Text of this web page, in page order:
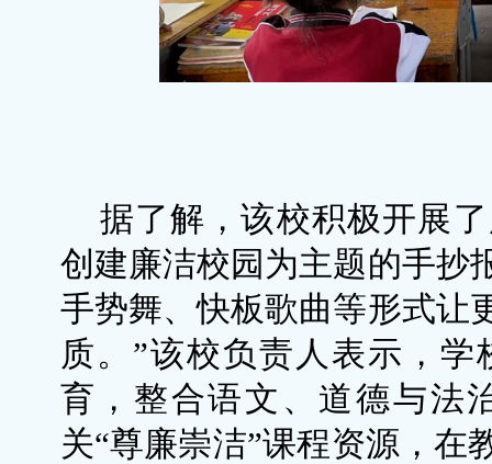
据了解，该校积极开展
创建廉洁校园为主题的手抄
手势舞、快板歌曲等形式让
质。”该校负责人表示，
育，整合语文、道德与法
关“尊廉崇洁”课程资源，在